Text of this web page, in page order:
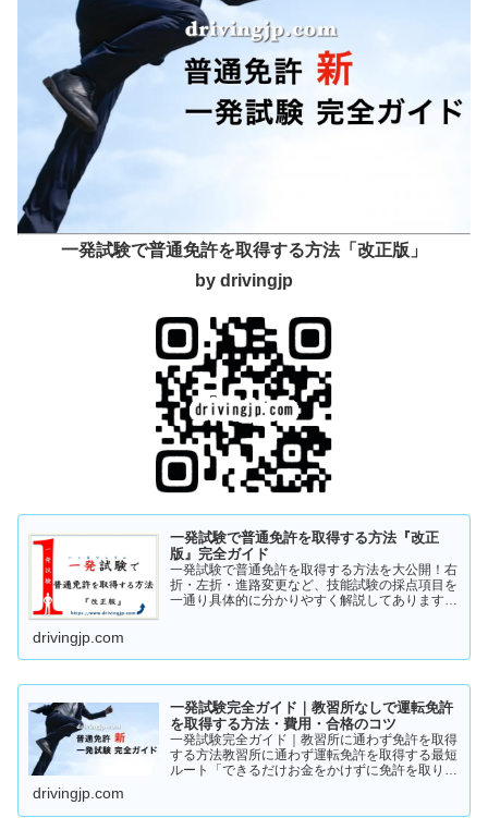
一発試験で普通免許を取得する方法「改正版」
by drivingjp
一発試験で普通免許を取得する方法『改正
版』完全ガイド
一発試験で普通免許を取得する方法を大公開！右
折・左折・進路変更など、技能試験の採点項目を
一通り具体的に分かりやすく解説してあります。
drivingjp.com
一発試験完全ガイド｜教習所なしで運転免許
を取得する方法・費用・合格のコツ
一発試験完全ガイド｜教習所に通わず免許を取得
する方法教習所に通わず運転免許を取得する最短
ルート「できるだけお金をかけずに免許を取りた
試験（飛び込み試験...
drivingjp.com